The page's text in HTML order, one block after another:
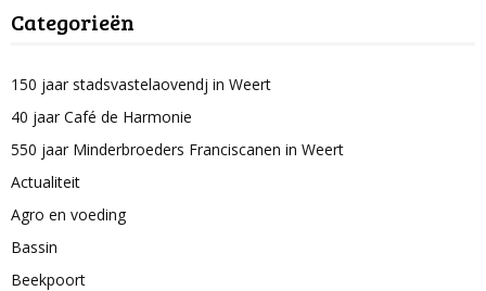
Categorieën
150 jaar stadsvastelaovendj in Weert
40 jaar Café de Harmonie
550 jaar Minderbroeders Franciscanen in Weert
Actualiteit
Agro en voeding
Bassin
Beekpoort